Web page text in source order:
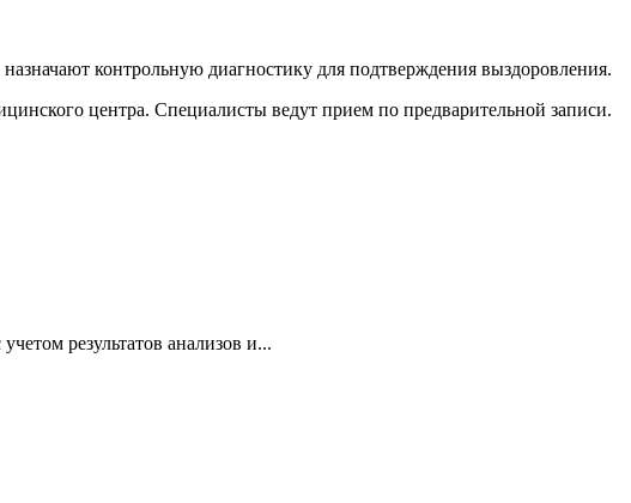
контрольную диагностику для подтверждения выздоровления.
центра. Специалисты ведут прием по предварительной записи.
результатов анализов и...